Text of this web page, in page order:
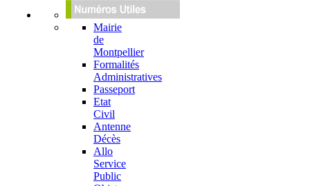
Mairie
de
Montpellier
Formalités
Administratives
Passeport
Etat
Civil
Antenne
Décès
Allo
Service
Public